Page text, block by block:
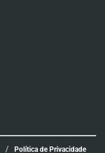
Política de Privacidade